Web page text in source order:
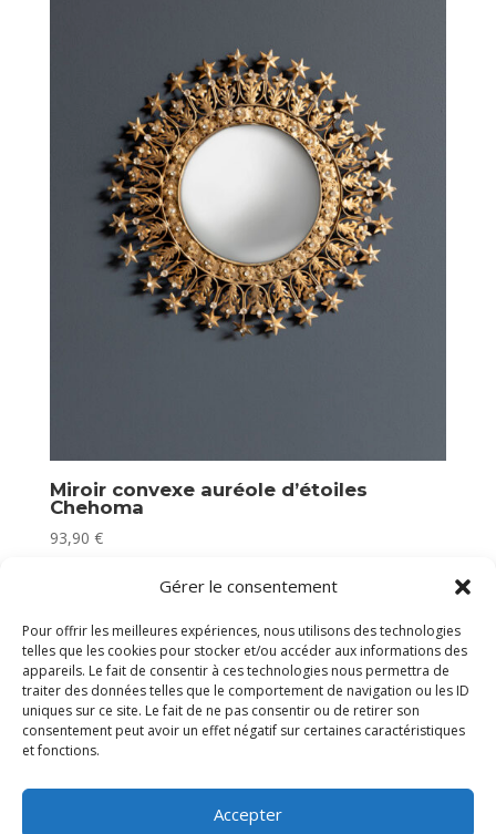
Gérer le consentement
Pour offrir les meilleures expériences, nous utilisons des technologies
telles que les cookies pour stocker et/ou accéder aux informations des
appareils. Le fait de consentir à ces technologies nous permettra de
traiter des données telles que le comportement de navigation ou les ID
uniques sur ce site. Le fait de ne pas consentir ou de retirer son
consentement peut avoir un effet négatif sur certaines caractéristiques
et fonctions.
Accepter
Miroir convexe auréole d’étoiles
Chehoma
93,90 €